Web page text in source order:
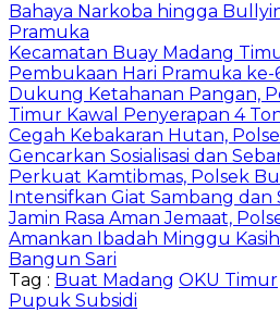
Bahaya Narkoba hingga
Pramuka
Kecamatan Buay Madang
Pembukaan Hari Pramuka ke-
Dukung Ketahanan Pangan,
Timur Kawal Penyerapan 4
Cegah Kebakaran Hutan,
Gencarkan Sosialisasi dan
Perkuat Kamtibmas, Polsek
Intensifkan Giat Sambang dan
Jamin Rasa Aman Jemaat,
Amankan Ibadah Minggu
Bangun Sari
Tag : Buat Madang OKU Timur
Pupuk Subsidi